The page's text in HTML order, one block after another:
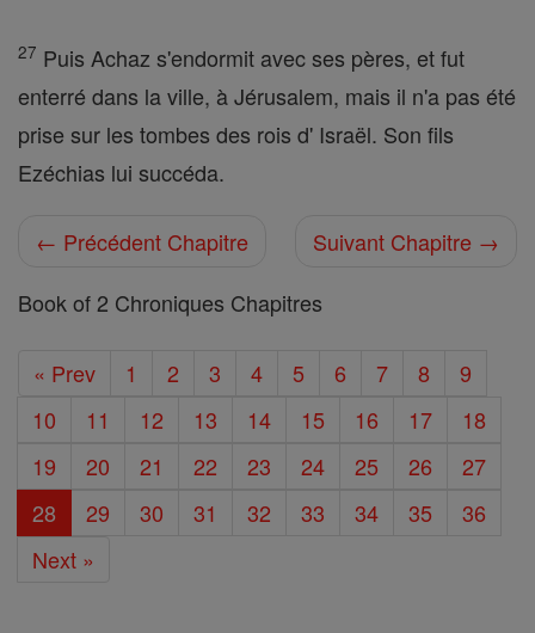
27 Puis Achaz s'endormit avec ses pères, et fut
enterré dans la ville, à Jérusalem, mais il n'a pas été
prise sur les tombes des rois d' Israël. Son fils
Ezéchias lui succéda.
← Précédent Chapitre
Suivant Chapitre →
Book of 2 Chroniques Chapitres
« Prev 1 2 3 4 5 6 7 8
9
10
11 12 13 14 15 16 17
18
19
20 21 22 23 24 25 26
27
28
29 30 31 32 33 34 35
36
Next »